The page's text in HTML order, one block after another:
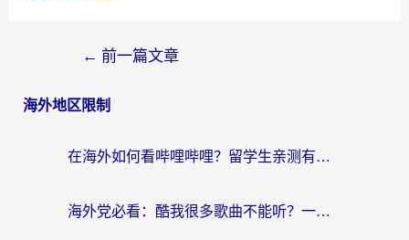
← 前一篇文章
海外地区限制
在海外如何看哔哩哔哩？留学生亲测有效的回国加速指南
海外党必看：酷我很多歌曲不能听？一招解决优酷版权限制+B站地域问题！